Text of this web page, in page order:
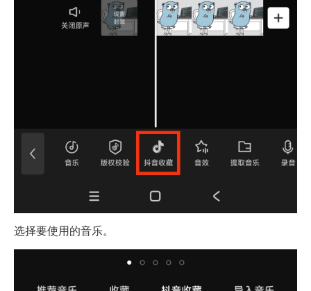
选择要使用的音乐。